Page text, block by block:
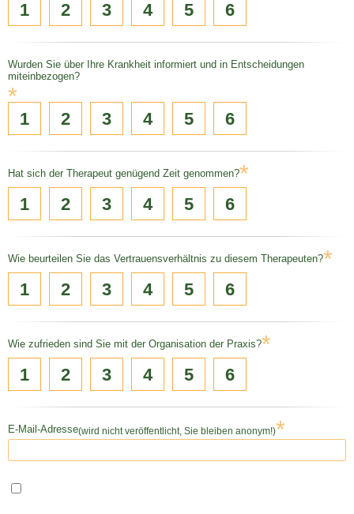
1 2 3 4 5 6
Wurden Sie über Ihre Krankheit informiert und in Entscheidungen
miteinbezogen?
*
1 2 3 4 5 6
Hat sich der Therapeut genügend Zeit genommen?*
1 2 3 4 5 6
Wie beurteilen Sie das Vertrauensverhältnis zu diesem Therapeuten?*
1 2 3 4 5 6
Wie zufrieden sind Sie mit der Organisation der Praxis?*
1 2 3 4 5 6
E-Mail-Adresse(wird nicht veröffentlicht, Sie bleiben anonym!)*